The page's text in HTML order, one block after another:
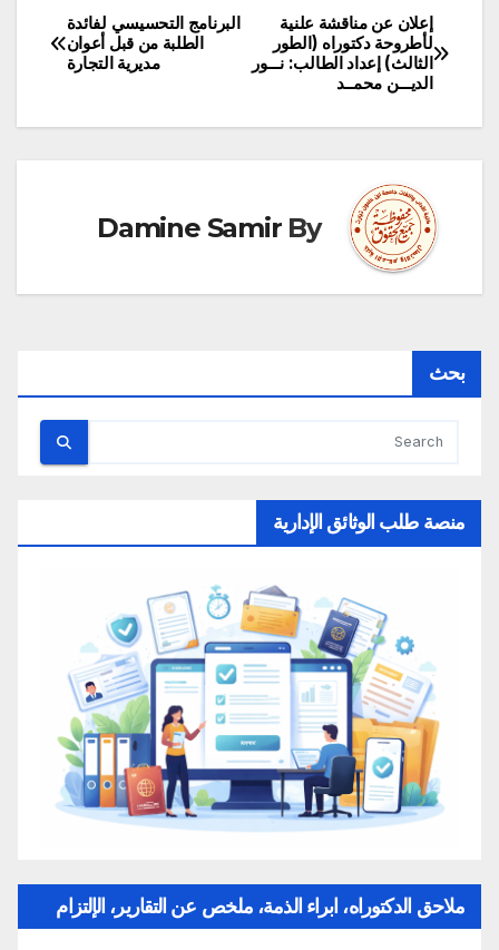
تصفّح
المقالات
البرنامج التحسيسي لفائدة
الطلبة من قبل أعوان
مديرية التجارة‎
إعلان عن مناقشة علنية
لأطروحة دكتوراه (الطور
الثالث) إعداد الطالب: نـــور
الديـــن محمــد
By
Damine Samir
بحث
منصة طلب الوثائق الإدارية
ملاحق الدكتوراه، ابراء الذمة، ملخص عن التقارير، الإلتزام